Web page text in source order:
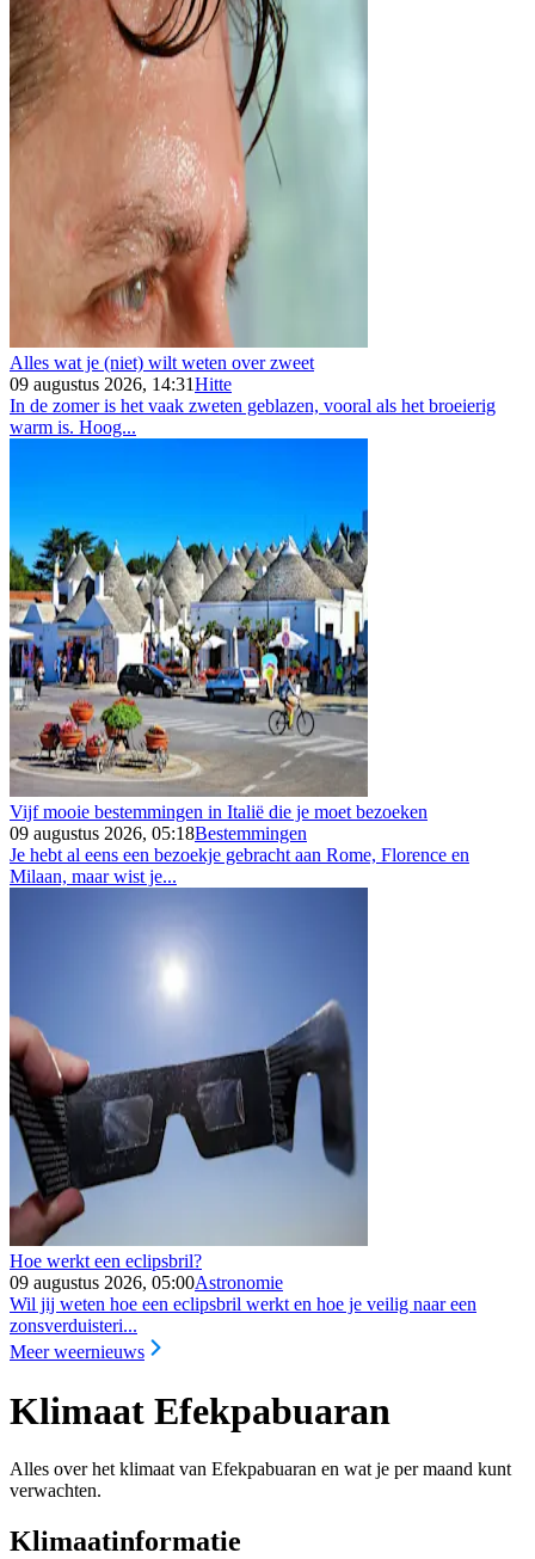
Alles wat je (niet) wilt weten over zweet
09 augustus 2026, 14:31Hitte
In de zomer is het vaak zweten geblazen, vooral als het broeierig
warm is. Hoog...
Vijf mooie bestemmingen in Italië die je moet bezoeken
09 augustus 2026, 05:18Bestemmingen
Je hebt al eens een bezoekje gebracht aan Rome, Florence en
Milaan, maar wist je...
Hoe werkt een eclipsbril?
09 augustus 2026, 05:00Astronomie
Wil jij weten hoe een eclipsbril werkt en hoe je veilig naar een
zonsverduisteri...
Meer weernieuws
Klimaat Efekpabuaran
Alles over het klimaat van Efekpabuaran en wat je per maand kunt
verwachten.
Klimaatinformatie